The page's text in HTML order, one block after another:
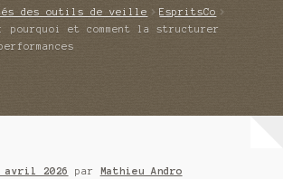
des outils de veille
EspritsCo
pourquoi et comment la structurer
avril 2026 par Mathieu Andro